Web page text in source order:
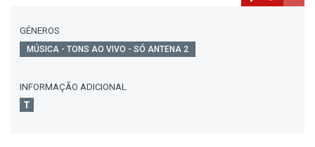
GÉNEROS
MÚSICA - TONS AO VIVO - SÓ ANTENA 2
INFORMAÇÃO ADICIONAL